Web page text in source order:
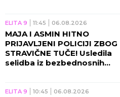
ELITA 9 11:45 06.08.2026
MAJA I ASMIN HITNO
PRIJAVLJENI POLICIJI ZBOG
STRAVIČNE TUČE! Usledila
selidba iz bezbednosnih
ELITA 9 10:45 06.08.2026